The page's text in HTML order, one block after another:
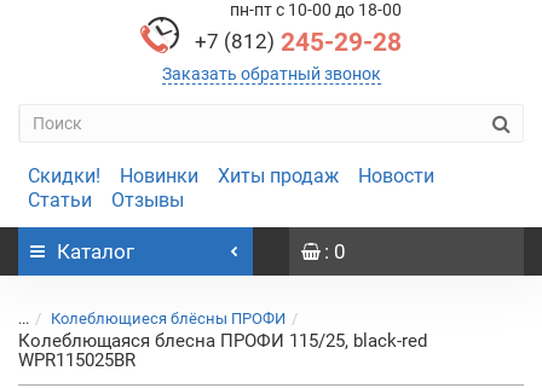
пн-пт с 10-00 до 18-00
+7 (812) 245-29-28
Заказать обратный звонок
Скидки! Новинки Хиты продаж
Новости
Статьи
Отзывы
Каталог : 0
... Колеблющиеся блёсны ПРОФИ
Колеблющаяся блесна ПРОФИ 115/25, black-red
WPR115025BR